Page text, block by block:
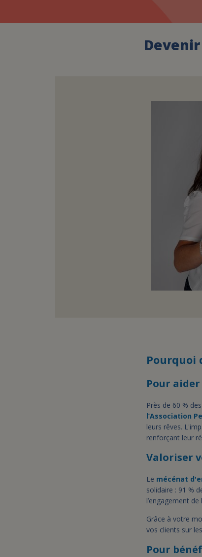
Pourquoi
Pour
Près de 60 %
l’Association
leurs rêves.
renforçant leur
Valoriser
Le mécénat
solidaire : 91 %
l’engagement
Grâce à votre
vos clients sur
Pour